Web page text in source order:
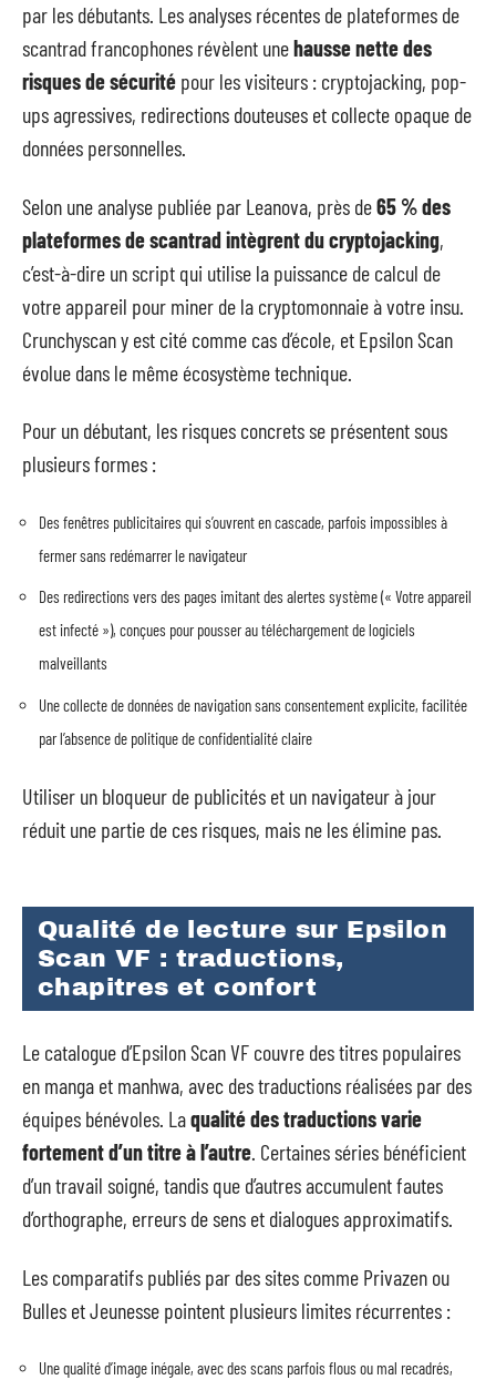
par les débutants. Les analyses récentes de plateformes de
scantrad francophones révèlent unehausse nette des
risques de sécurité pour les visiteurs : cryptojacking, pop-
ups agressives, redirections douteuses et collecte opaque de
données personnelles.
Selon une analyse publiée par Leanova, près de65 % des
plateformes de scantrad intègrent du cryptojacking,
c’est-à-dire un script qui utilise la puissance de calcul de
votre appareil pour miner de la cryptomonnaie à votre insu.
Crunchyscan y est cité comme cas d’école, et Epsilon Scan
évolue dans le même écosystème technique.
Pour un débutant, les risques concrets se présentent sous
plusieurs formes :
Des fenêtres publicitaires qui s’ouvrent en cascade, parfois impossibles à
fermer sans redémarrer le navigateur
Des redirections vers des pages imitant des alertes système (« Votre appareil
est infecté »), conçues pour pousser au téléchargement de logiciels
malveillants
Une collecte de données de navigation sans consentement explicite, facilitée
par l’absence de politique de confidentialité claire
Utiliser un bloqueur de publicités et un navigateur à jour
réduit une partie de ces risques, mais ne les élimine pas.
Qualité de lecture sur Epsilon
Scan VF : traductions,
chapitres et confort
Le catalogue d’Epsilon Scan VF couvre des titres populaires
en manga et manhwa, avec des traductions réalisées par des
équipes bénévoles. Laqualité des traductions varie
fortement d’un titre à l’autre. Certaines séries bénéficient
d’un travail soigné, tandis que d’autres accumulent fautes
d’orthographe, erreurs de sens et dialogues approximatifs.
Les comparatifs publiés par des sites comme Privazen ou
Bulles et Jeunesse pointent plusieurs limites récurrentes :
Une qualité d’image inégale, avec des scans parfois flous ou mal recadrés,